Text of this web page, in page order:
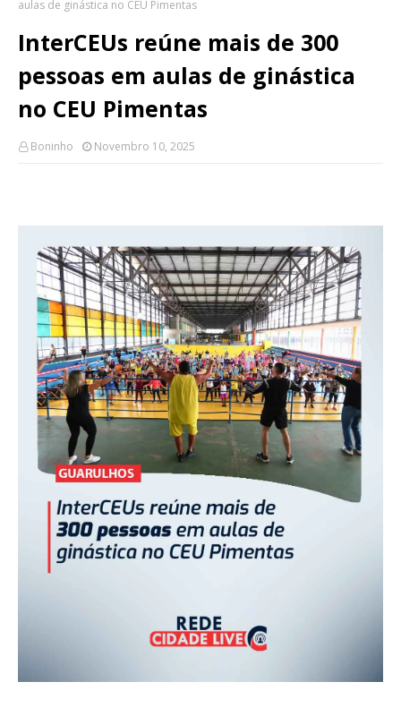
aulas de ginástica no CEU Pimentas
InterCEUs reúne mais de 300
pessoas em aulas de ginástica
no CEU Pimentas
Boninho Novembro 10, 2025